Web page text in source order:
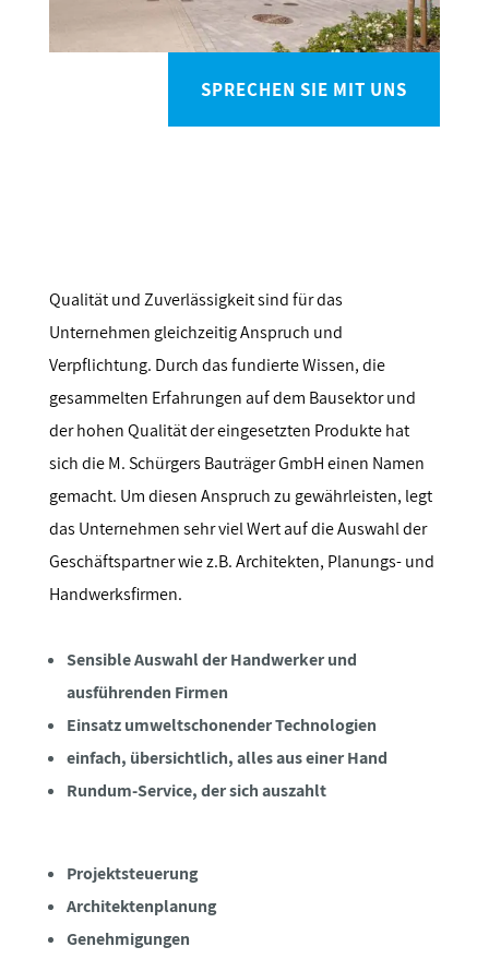
SPRECHEN SIE MIT UNS
Qualität und Zuverlässigkeit sind für das
Unternehmen gleichzeitig Anspruch und
Verpflichtung. Durch das fundierte Wissen, die
gesammelten Erfahrungen auf dem Bausektor und
der hohen Qualität der eingesetzten Produkte hat
sich die M. Schürgers Bauträger GmbH einen Namen
gemacht. Um diesen Anspruch zu gewährleisten, legt
das Unternehmen sehr viel Wert auf die Auswahl der
Geschäftspartner wie z.B. Architekten, Planungs- und
Handwerksfirmen.
Sensible Auswahl der Handwerker und
ausführenden Firmen
Einsatz umweltschonender Technologien
einfach, übersichtlich, alles aus einer Hand
Rundum-Service, der sich auszahlt
Projektsteuerung
Architektenplanung
Genehmigungen